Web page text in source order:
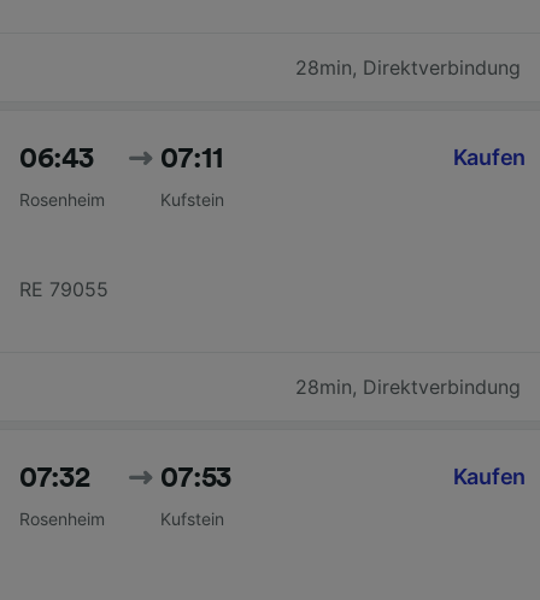
28min, Direktverbindung
06:43
Rosenheim
07:11
Kufstein
RE 79055
Kaufen
28min, Direktverbindung
07:32
Rosenheim
07:53
Kufstein
Kaufen